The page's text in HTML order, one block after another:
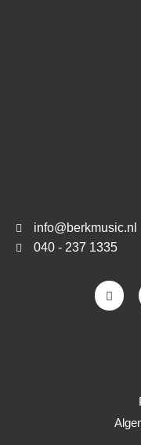
info@berkmusic.nl
040 - 237 1335
F
a
c